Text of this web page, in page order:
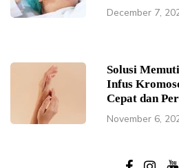
December 7,
Solusi
Infus
Cepat dan
November 6,